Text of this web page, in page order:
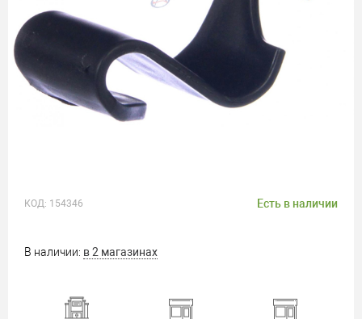
КОД: 154346 Есть в наличии
В наличии: в 2 магазинах